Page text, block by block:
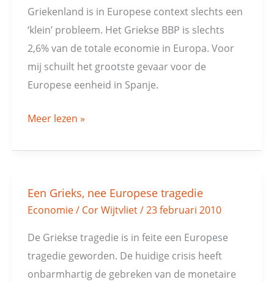
Griekenland is in Europese context slechts een
‘klein’ probleem. Het Griekse BBP is slechts
2,6% van de totale economie in Europa. Voor
mij schuilt het grootste gevaar voor de
Europese eenheid in Spanje.
de
olifant
in
porseleinkast!
Meer lezen »
Een Grieks, nee Europese tragedie
Economie/ Cor Wijtvliet/ 23 februari 2010
De Griekse tragedie is in feite een Europese
tragedie geworden. De huidige crisis heeft
onbarmhartig de gebreken van de monetaire
Een
Grieks,
nee
Europese
tragedie